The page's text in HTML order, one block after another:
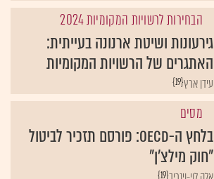
הבחירות לרשויות המקומיות 2024
גירעונות ושיטת ארנונה בעייתית:
האתגרים של הרשויות המקומיות
{19}עידן ארץ
מסים
בלחץ ה-OECD: פורסם תזכיר לביטול
"חוק מילצ'ן"
{19}